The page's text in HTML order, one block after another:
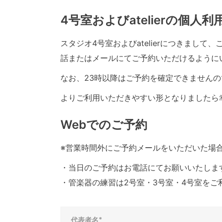
4号室およびatelierの個人利
スタジオ4号室およびatelierにつきまして、
話またはメールにてご予約いただけるように
なお、23時以降はご予約を確定できません
よりご利用いただきやすい形となりましたら
Webでのご予約
※営業時間外にご予約メールをいただいた場
・当日のご予約はお電話にてお願いいたしま
・管楽器の練習は2号室・3号室・4号室をご